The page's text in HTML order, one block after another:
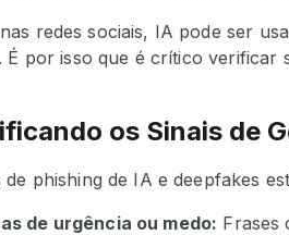
redes sociais, IA pode ser
É por isso que é crítico verificar
os Sinais de
de phishing de IA e deepfakes
de urgência ou medo: Frases